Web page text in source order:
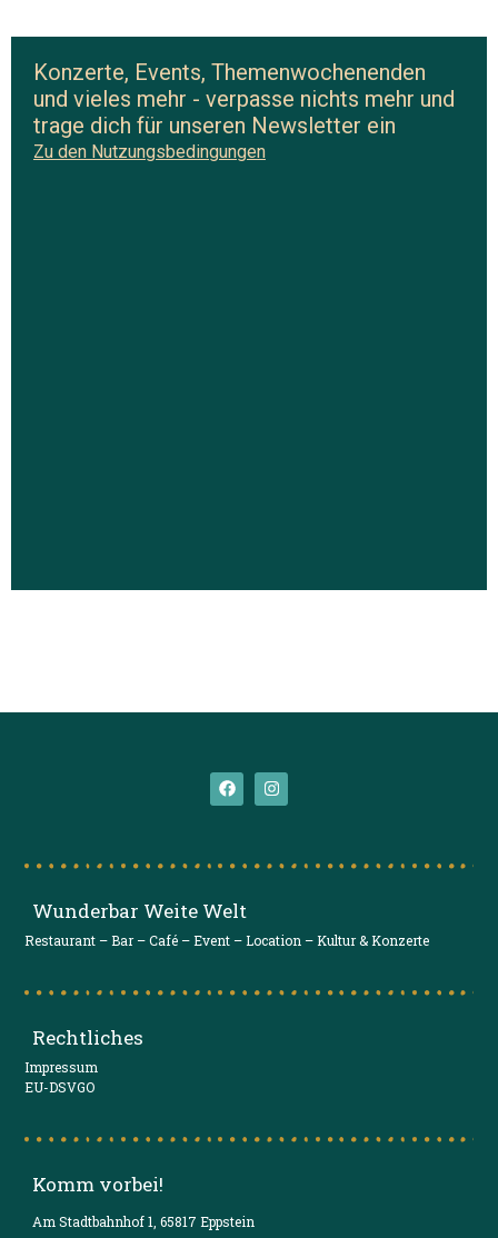
Konzerte, Events, Themenwochenenden
und vieles mehr - verpasse nichts mehr und
trage dich für unseren Newsletter ein
Zu den Nutzungsbedingungen
Wunderbar Weite Welt
Restaurant – Bar – Café – Event – Location – Kultur & Konzerte
Rechtliches
Impressum
EU-DSVGO
Komm vorbei!
Am Stadtbahnhof 1, 65817 Eppstein